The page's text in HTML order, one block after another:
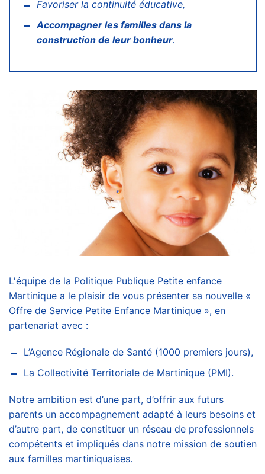
Favoriser la continuité éducative,
Accompagner les familles dans la
construction de leur bonheur.
L'équipe de la Politique Publique Petite enfance
Martinique a le plaisir de vous présenter sa nouvelle «
Offre de Service Petite Enfance Martinique », en
partenariat avec :
L’Agence Régionale de Santé (1000 premiers jours),
La Collectivité Territoriale de Martinique (PMI).
Notre ambition est d’une part, d’offrir aux futurs
parents un accompagnement adapté à leurs besoins et
d’autre part, de constituer un réseau de professionnels
compétents et impliqués dans notre mission de soutien
aux familles martiniquaises.